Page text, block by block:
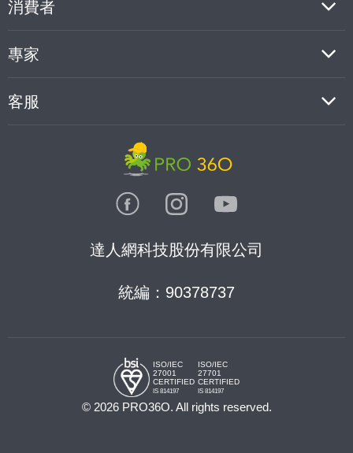
消費者
專家
客服
達人網科技股份有限公司
統編：90378737
ISO/IEC
27001
CERTIFIED
IS 814197
ISO/IEC
27701
CERTIFIED
IS 814197
© 2026 PRO36O. All rights reserved.